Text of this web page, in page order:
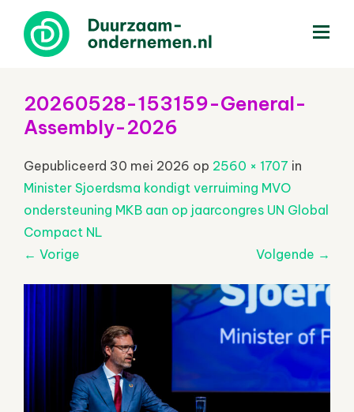
20260528-153159-General-
Assembly-2026
Gepubliceerd 30 mei 2026 op 2560 × 1707 in
Minister Sjoerdsma kondigt verruiming MVO
ondersteuning MKB aan op jaarcongres UN Global
Compact NL
← Vorige Volgende →